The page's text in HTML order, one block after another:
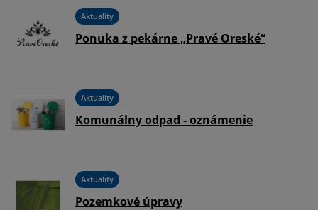
Aktuality
Ponuka z pekárne „Pravé Oreské“
Aktuality
Komunálny odpad - oznámenie
Aktuality
Pozemkové úpravy